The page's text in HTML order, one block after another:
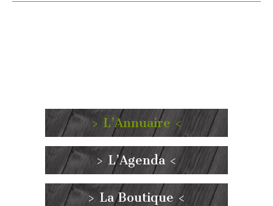
> L’Annuaire <
> L’Agenda <
> La Boutique <